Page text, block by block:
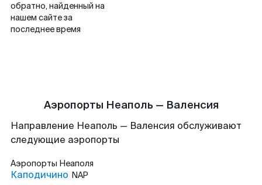
обратно, найденный на
нашем сайте за
последнее время
Аэропорты Неаполь — Валенсия
Направление Неаполь — Валенсия обслуживают
следующие аэропорты
Аэропорты Неаполя
Каподичино NAP